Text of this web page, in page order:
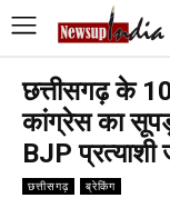
छत्तीसगढ़ के
कांग्रेस का
BJP प्रत्याशी
छत्तीसगढ़ ब्रेकिंग